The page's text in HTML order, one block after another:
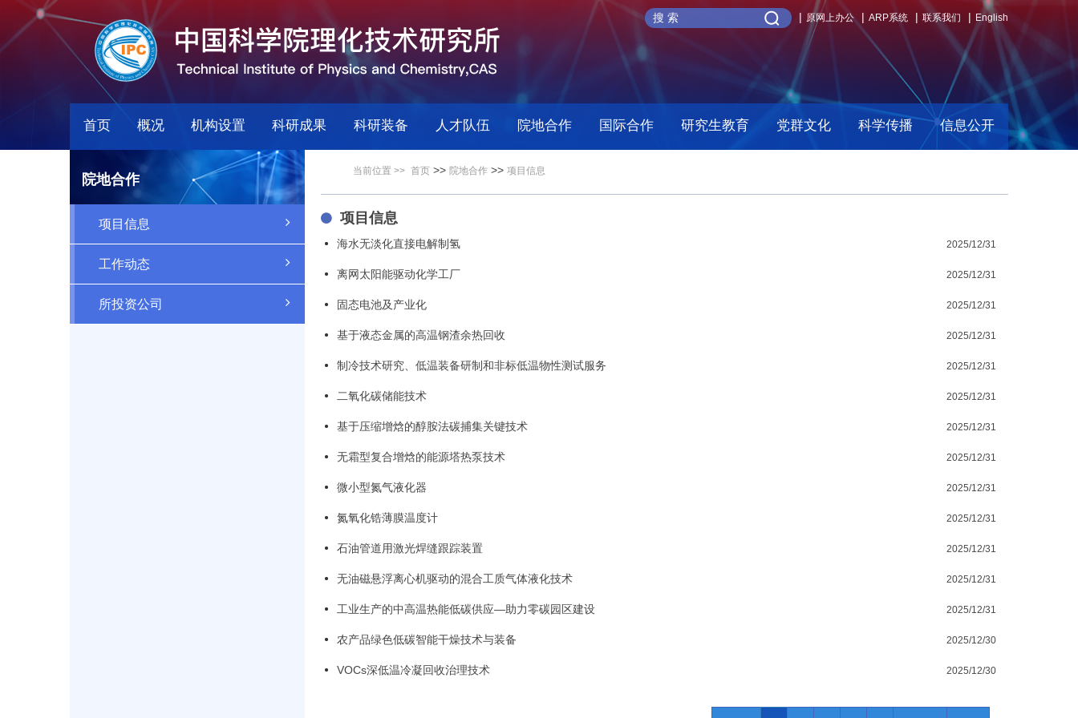
原网上办公 ARP系统 联系我们 English
首页 概况 机构设置 科研成果 科研装备 人才队伍 院地合作 国际合作 研究生教育 党群文化 科学传播 信息公开
院地合作
项目信息
工作动态
所投资公司
当前位置 >> 首页>> 院地合作 >> 项目信息
项目信息
海水无淡化直接电解制氢 2025/12/31
离网太阳能驱动化学工厂 2025/12/31
固态电池及产业化 2025/12/31
基于液态金属的高温钢渣余热回收 2025/12/31
制冷技术研究、低温装备研制和非标低温物性测试服务 2025/12/31
二氧化碳储能技术 2025/12/31
基于压缩增焓的醇胺法碳捕集关键技术 2025/12/31
无霜型复合增焓的能源塔热泵技术 2025/12/31
微小型氮气液化器 2025/12/31
氮氧化锆薄膜温度计 2025/12/31
石油管道用激光焊缝跟踪装置 2025/12/31
无油磁悬浮离心机驱动的混合工质气体液化技术 2025/12/31
工业生产的中高温热能低碳供应—助力零碳园区建设 2025/12/31
农产品绿色低碳智能干燥技术与装备 2025/12/30
VOCs深低温冷凝回收治理技术 2025/12/30